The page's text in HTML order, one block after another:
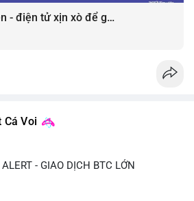
Bí quyết săn job điện - điện tử xịn xò để gia tăng thu nhập ⚡
Cá Voi
- GIAO DỊCH BTC LỚN